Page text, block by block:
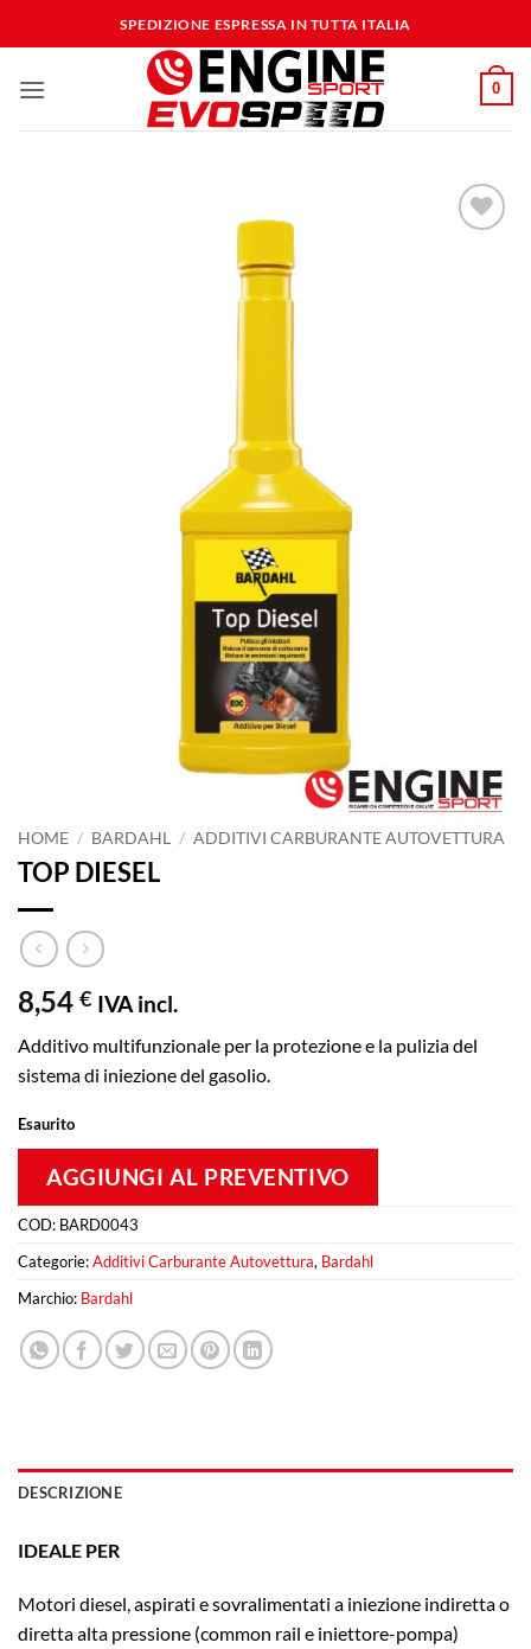
ai
SPEDIZIONE ESPRESSA IN TUTTA ITALIA
0
HOME / BARDAHL / ADDITIVI CARBURANTE AUTOVETTURA
TOP DIESEL
8,54 € IVA incl.
Additivo multifunzionale per la protezione e la pulizia del
sistema di iniezione del gasolio.
Esaurito
AGGIUNGI AL PREVENTIVO
COD: BARD0043
Categorie:Additivi Carburante Autovettura, Bardahl
Marchio: Bardahl
DESCRIZIONE
IDEALE PER
Motori diesel, aspirati e sovralimentati a iniezione indiretta o
diretta alta pressione (common rail e iniettore-pompa)